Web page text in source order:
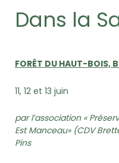
Dans la
FORÊT DU HAUT-BOIS,
11, 12 et 13 juin
par l’association «
Est Manceau» (CDV
Pins